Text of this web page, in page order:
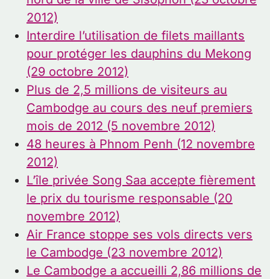
2012)
Interdire l’utilisation de filets maillants
pour protéger les dauphins du Mekong
(29 octobre 2012)
Plus de 2,5 millions de visiteurs au
Cambodge au cours des neuf premiers
mois de 2012 (5 novembre 2012)
48 heures à Phnom Penh (12 novembre
2012)
L’île privée Song Saa accepte fièrement
le prix du tourisme responsable (20
novembre 2012)
Air France stoppe ses vols directs vers
le Cambodge (23 novembre 2012)
Le Cambodge a accueilli 2,86 millions de